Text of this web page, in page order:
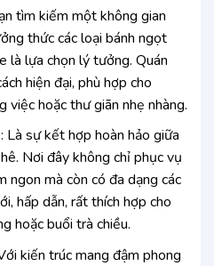
tìm kiếm một không gian
thức các loại bánh ngọt
là lựa chọn lý tưởng. Quán
hiện đại, phù hợp cho
việc hoặc thư giãn nhẹ nhàng.
sự kết hợp hoàn hảo giữa
Nơi đây không chỉ phục vụ
ngon mà còn có đa dạng các
hấp dẫn, rất thích hợp cho
hoặc buổi trà chiều.
kiến trúc mang đậm phong